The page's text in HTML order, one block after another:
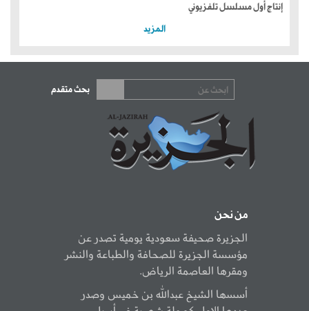
إنتاج أول مسلسل تلفزيوني
المزيد
بحث متقدم
من نحن
الجزيرة صحيفة سعودية يومية تصدر عن
مؤسسة الجزيرة للصحافة والطباعة والنشر
ومقرها العاصمة الرياض.
أسسها الشيخ عبدالله بن خميس وصدر